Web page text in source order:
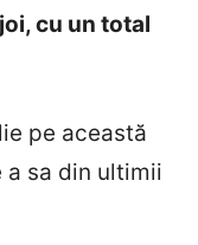
cu un total
pe această
a sa din ultimii